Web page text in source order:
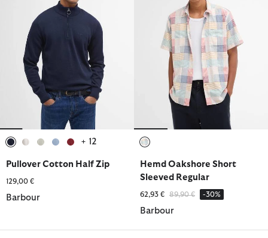
+ 12
Pullover Cotton Half Zip
129,00 €
Barbour
Hemd Oakshore Short
Sleeved Regular
62,93 € Reduziert von
89,90 €bis-30%
Barbour